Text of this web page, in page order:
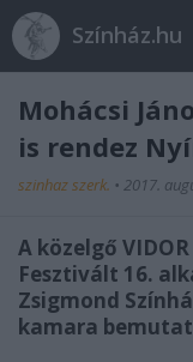
Színház.hu
Mohácsi
is rendez
szinhaz szerk. • 2017.
A közelgő VIDOR
Fesztivált 16.
Zsigmond
kamara